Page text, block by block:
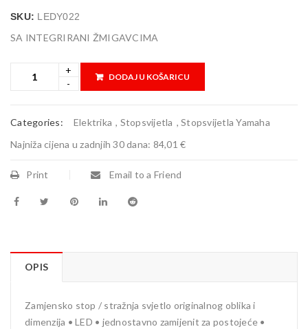
SKU: LEDY022
SA INTEGRIRANI ŽMIGAVCIMA
DODAJ U KOŠARICU
Categories: Elektrika , Stopsvijetla , Stopsvijetla Yamaha
Najniža cijena u zadnjih 30 dana: 84,01 €
Print Email to a Friend
OPIS
Zamjensko stop / stražnja svjetlo originalnog oblika i
dimenzija • LED • jednostavno zamijenit za postojeće •